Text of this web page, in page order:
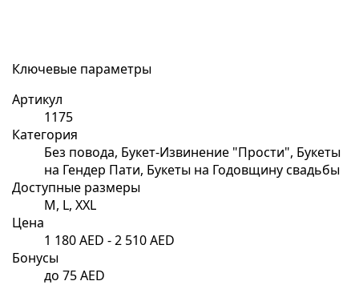
Ключевые параметры
Артикул
1175
Категория
Без повода, Букет-Извинение "Прости", Букеты
на Гендер Пати, Букеты на Годовщину свадьбы
Доступные размеры
M, L, XXL
Цена
1 180 AED - 2 510 AED
Бонусы
до 75 AED